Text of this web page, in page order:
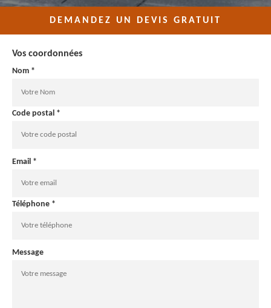
DEMANDEZ UN DEVIS GRATUIT
Vos coordonnées
Nom *
Code postal *
Email *
Téléphone *
Message